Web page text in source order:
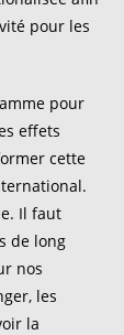
pour les
pour
effets
cette
Il faut
de long
nos
les
la